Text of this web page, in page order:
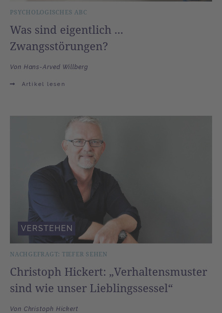
PSYCHOLOGISCHES ABC
Was sind eigentlich ...
Zwangsstörungen?
Von Hans-Arved Willberg
Artikel lesen
NACHGEFRAGT: TIEFER SEHEN
Christoph Hickert: „Verhaltensmuster
sind wie unser Lieblingssessel“
Von Christoph Hickert
VERSTEHEN